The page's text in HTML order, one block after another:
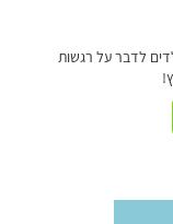
לדבר על רגשות